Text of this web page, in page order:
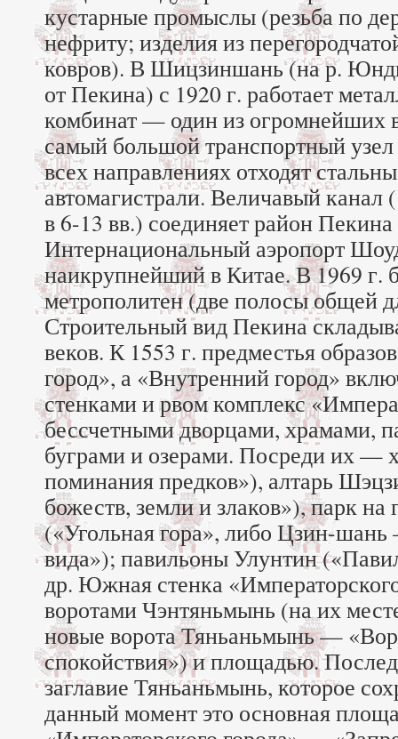
кустарные промыслы (резьба по
нефриту; изделия из
ковров). В Шицзиншань (на р.
от Пекина) с 1920 г. работает
комбинат — один из огромнейших
самый большой транспортный
всех направлениях отходят
автомагистрали. Величавый канал
в 6-13 вв.) соединяет район
Интернациональный аэропорт
наикрупнейший в Китае. В 1969 г.
метрополитен (две полосы общей
Строительный вид Пекина
веков. К 1553 г. предместья
город», а «Внутренний город»
стенками и рвом комплекс
бессчетными дворцами, храмами,
буграми и озерами. Посреди их —
поминания предков»), алтарь
божеств, земли и злаков»), парк
(«Угольная гора», либо Цзин-
вида»); павильоны Улунтин
др. Южная стенка
воротами Чэнтяньмынь (на их
новые ворота Тяньаньмынь —
спокойствия») и площадью.
заглавие Тяньаньмынь, которое
данный момент это основная